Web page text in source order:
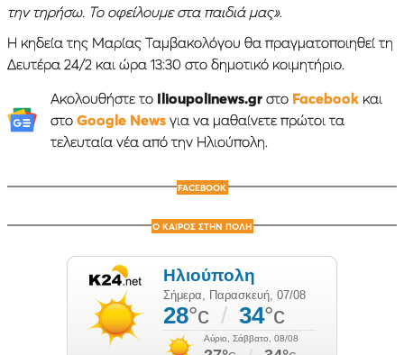
την τηρήσω. Το οφείλουμε στα παιδιά μας».
Η κηδεία της Μαρίας Ταμβακολόγου θα πραγματοποιηθεί τη
Δευτέρα 24/2 και ώρα 13:30 στο δημοτικό κοιμητήριο.
Ακολουθήστε το Ilioupolinews.grστο Facebookκαι
στο Google Newsγια να μαθαίνετε πρώτοι τα
τελευταία νέα από την Ηλιούπολη.
FACEBOOK
Ο ΚΑΙΡΟΣ ΣΤΗΝ ΠΟΛΗ